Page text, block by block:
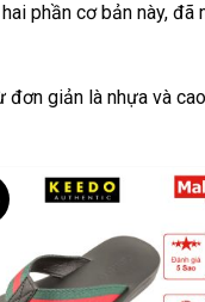
phần cơ bản này,
giản là nhựa và